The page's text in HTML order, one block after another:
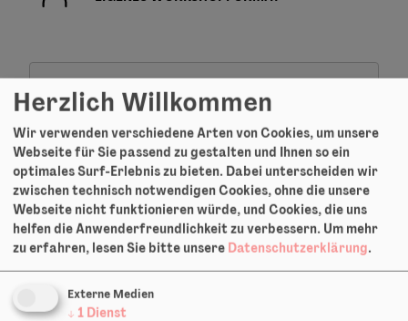
Inhalte laden?
Ja Immer
Regie: Liljan Halfen
Herzlich Willkommen
Wir verwenden verschiedene Arten von Cookies, um unsere
Webseite für Sie passend zu gestalten und Ihnen so ein
optimales Surf-Erlebnis zu bieten. Dabei unterscheiden wir
zwischen technisch notwendigen Cookies, ohne die unsere
Webseite nicht funktionieren würde, und Cookies, die uns
helfen die Anwenderfreundlichkeit zu verbessern. Um mehr
zu erfahren, lesen Sie bitte unsere Datenschutzerklärung.
Externe Medien
↓ 1 Dienst